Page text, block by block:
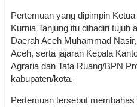
Pertemuan yang dipimpin
Kurnia Tanjung itu dihadiri tujuh
Daerah Aceh Muhammad
Aceh, serta jajaran Kepala
Agraria dan Tata Ruang/BPN
kabupaten/kota.
Pertemuan tersebut